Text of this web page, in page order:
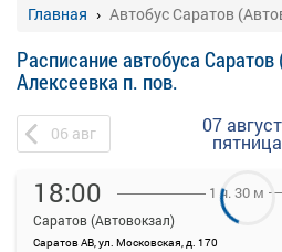
Главная Автобус Саратов
Расписание автобуса
Алексеевка п. пов.
06 авг 07
пятница
18:00
Саратов (Автовокзал)
Саратов АВ, ул. Московская, д. 170
1 ч. 30 м